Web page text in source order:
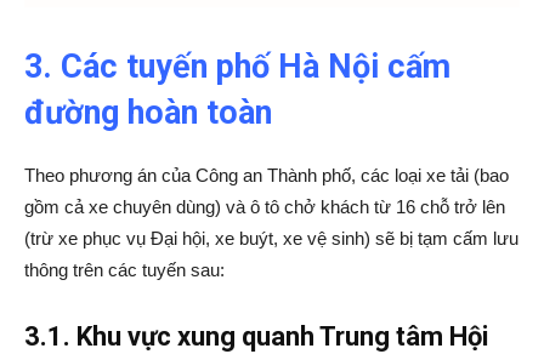
3. Các tuyến phố Hà Nội cấm
đường hoàn toàn
Theo phương án của Công an Thành phố, các loại xe tải (bao
gồm cả xe chuyên dùng) và ô tô chở khách từ 16 chỗ trở lên
(trừ xe phục vụ Đại hội, xe buýt, xe vệ sinh) sẽ bị tạm cấm lưu
thông trên các tuyến sau:
3.1. Khu vực xung quanh Trung tâm Hội